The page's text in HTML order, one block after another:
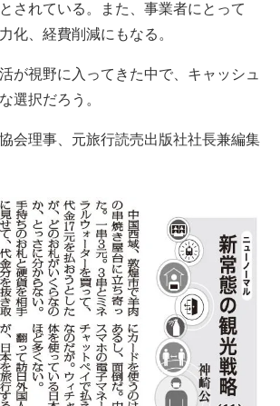
されている。また、事業者にとって
化、経費削減にもなる。
が視野に入ってきた中で、キャッシュ
選択だろう。
会理事、元旅行読売出版社社長兼編集